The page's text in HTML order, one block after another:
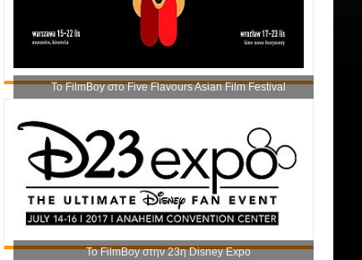
Το FilmBoy στο Five Flavours Asian Film Festival
Το FilmBoy στην 23η Disney Expo